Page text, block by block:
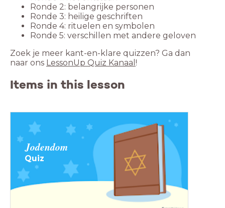
Ronde 2: belangrijke personen
Ronde 3: heilige geschriften
Ronde 4: rituelen en symbolen
Ronde 5: verschillen met andere geloven
Zoek je meer kant-en-klare quizzen? Ga dan
naar ons LessonUp Quiz Kanaal !
Items in this lesson
Jodendom
Quiz